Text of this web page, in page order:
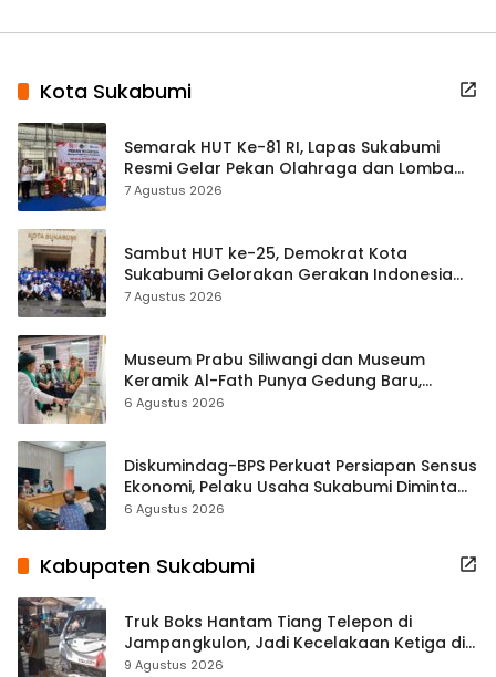
Kota Sukabumi
Semarak HUT Ke-81 RI, Lapas Sukabumi
Resmi Gelar Pekan Olahraga dan Lomba
Tradisional
7 Agustus 2026
Sambut HUT ke-25, Demokrat Kota
Sukabumi Gelorakan Gerakan Indonesia
ASRI Lewat Aksi Bersih Masjid Agung
7 Agustus 2026
Museum Prabu Siliwangi dan Museum
Keramik Al-Fath Punya Gedung Baru,
Hampir 500 Koleksi Dipisahkan
6 Agustus 2026
Diskumindag-BPS Perkuat Persiapan Sensus
Ekonomi, Pelaku Usaha Sukabumi Diminta
Terbuka Beri Data
6 Agustus 2026
Kabupaten Sukabumi
Truk Boks Hantam Tiang Telepon di
Jampangkulon, Jadi Kecelakaan Ketiga di
Titik yang Sama
9 Agustus 2026